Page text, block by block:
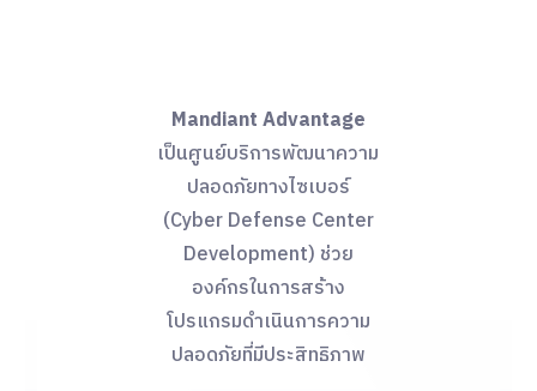
Mandiant Advantage
เป็นศูนย์บริการพัฒนาความ
ปลอดภัยทางไซเบอร์
(Cyber Defense Center
Development) ช่วย
องค์กรในการสร้าง
โปรแกรมดำเนินการความ
ปลอดภัยที่มีประสิทธิภาพ